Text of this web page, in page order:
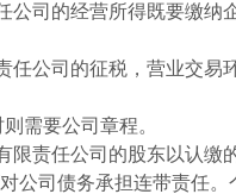
司的经营所得既要缴纳
公司的征税，营业交易
需要公司章程。
责任公司的股东以认缴
公司债务承担连带责任